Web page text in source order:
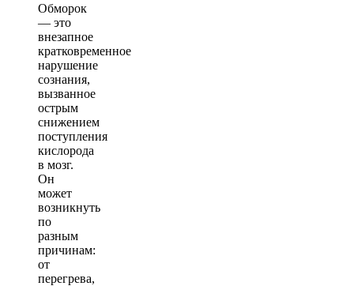
Обморок
— это
внезапное
кратковременное
нарушение
сознания,
вызванное
острым
снижением
поступления
кислорода
в мозг.
Он
может
возникнуть
по
разным
причинам:
от
перегрева,